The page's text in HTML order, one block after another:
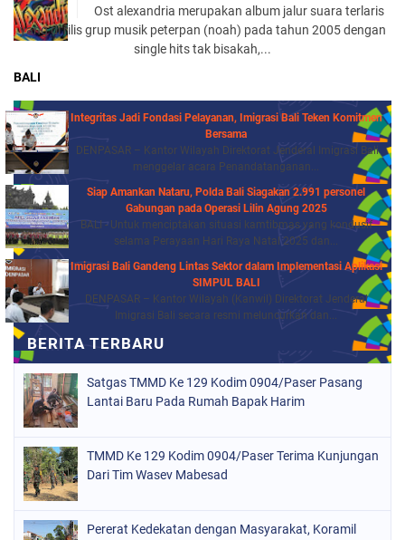
Ost alexandria merupakan album jalur suara terlaris
yang di rilis grup musik peterpan (noah) pada tahun 2005 dengan
single hits tak bisakah,...
BALI
Integritas Jadi Fondasi Pelayanan, Imigrasi Bali Teken Komitmen
Bersama
DENPASAR – Kantor Wilayah Direktorat Jenderal Imigrasi Bali
menggelar acara Penandatanganan...
Siap Amankan Nataru, Polda Bali Siagakan 2.991 personel
Gabungan pada Operasi Lilin Agung 2025
BALI - Untuk menciptakan situasi kamtibmas yang kondusif
selama Perayaan Hari Raya Natal 2025 dan...
Imigrasi Bali Gandeng Lintas Sektor dalam Implementasi Aplikasi
SIMPUL BALI
DENPASAR – Kantor Wilayah (Kanwil) Direktorat Jenderal
Imigrasi Bali secara resmi meluncurkan dan...
Satgas TMMD Ke 129 Kodim 0904/Paser Pasang
Lantai Baru Pada Rumah Bapak Harim
TMMD Ke 129 Kodim 0904/Paser Terima Kunjungan
Dari Tim Wasev Mabesad
Pererat Kedekatan dengan Masyarakat, Koramil